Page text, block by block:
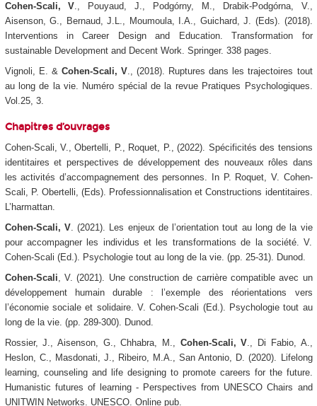
Cohen-Scali, V., Pouyaud, J., Podgórny, M., Drabik-Podgórna, V.,
Aisenson, G., Bernaud, J.L., Moumoula, I.A., Guichard, J. (Eds). (2018).
Interventions in Career Design and Education. Transformation for
sustainable Development and Decent Work. Springer. 338 pages.
Vignoli, E. & Cohen-Scali, V., (2018). Ruptures dans les trajectoires tout
au long de la vie. Numéro spécial de la revue Pratiques Psychologiques.
Vol.25, 3.
Chapitres d’ouvrages
Cohen-Scali, V., Obertelli, P., Roquet, P., (2022). Spécificités des tensions
identitaires et perspectives de développement des nouveaux rôles dans
les activités d’accompagnement des personnes.
In P. Roquet, V. Cohen-
Scali, P. Obertelli, (Eds). Professionnalisation et Constructions identitaires.
L’harmattan.
Cohen-Scali, V. (2021). Les enjeux de l’orientation tout au long de la vie
pour accompagner les individus et les transformations de la société. V.
Cohen-Scali (Ed.). Psychologie tout au long de la vie. (pp. 25-31). Dunod.
Cohen-Scali, V. (2021). Une construction de carrière compatible avec un
développement humain durable : l’exemple des réorientations vers
l’économie sociale et solidaire. V. Cohen-Scali (Ed.). Psychologie tout au
long de la vie. (pp. 289-300). Dunod.
Rossier, J., Aisenson, G., Chhabra, M., Cohen-Scali, V., Di Fabio, A.,
Heslon, C., Masdonati, J., Ribeiro, M.A., San Antonio, D. (2020). Lifelong
learning, counseling and life designing to promote careers for the future.
Humanistic futures of learning - Perspectives from UNESCO Chairs and
UNITWIN Networks. UNESCO. Online pub.